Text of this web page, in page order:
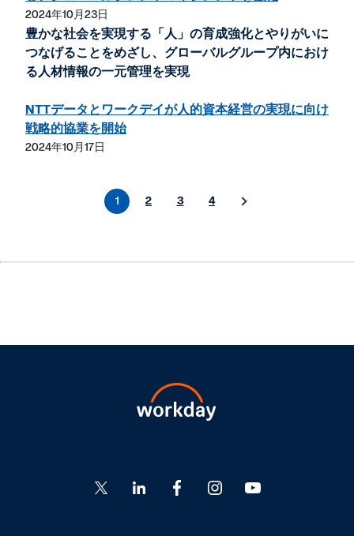
2024年10月23日
豊かな社会を実現する「人」の育成強化とやりがいに
つなげることをめざし、グローバルグループ内におけ
る人材情報の一元管理を実現
NTTデータとワークデイが人的資本経営の実現に向け
戦略的協業を開始
2024年10月17日
1 2 3 4
Go
to
to
Go
to
Go
to
to